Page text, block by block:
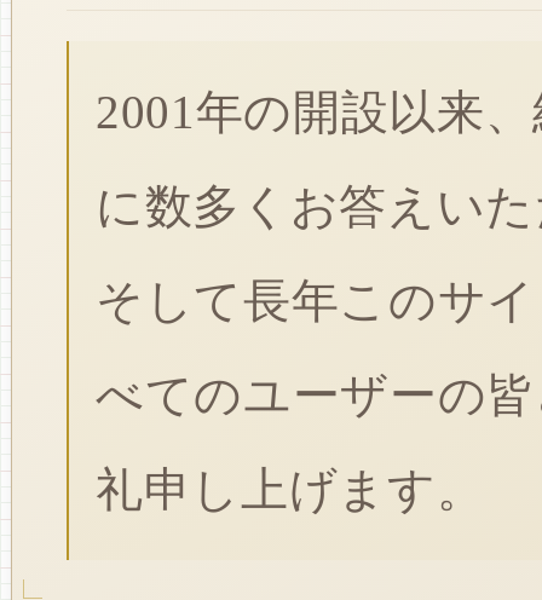
2001年の開設以来
に数多くお答えい
そして長年このサ
べてのユーザーの
礼申し上げます。